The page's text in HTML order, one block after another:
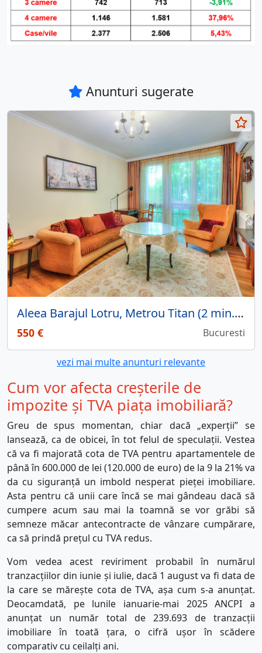
Anunturi sugerate
Aleea Barajul Lotru, Metrou Titan (2 min.), apartament 2 camere.
550 € Bucuresti
vezi mai multe anunturi relevante
Cum vor afecta creșterile de
impozite și TVA piața imobiliară?
Greu de spus momentan, chiar dacă „experții” se
lansează, ca de obicei, în tot felul de speculații. Vestea
că va fi majorată cota de TVA pentru apartamentele de
până în 600.000 de lei (120.000 de euro) de la 9 la 21% va
da cu siguranță un imbold nesperat pieței imobiliare.
Asta pentru că unii care încă se mai gândeau dacă să
cumpere acum sau mai la toamnă se vor grăbi să
semneze măcar antecontracte de vânzare cumpărare,
ca să prindă prețul cu TVA redus.
Vom vedea acest reviriment probabil în numărul
tranzacțiilor din iunie și iulie, dacă 1 august va fi data de
la care se mărește cota de TVA, așa cum s-a anunțat.
Deocamdată, pe lunile ianuarie-mai 2025 ANCPI a
anunțat un număr total de 239.693 de tranzacții
imobiliare în toată țara, o cifră ușor în scădere
comparativ cu ceilalți ani.